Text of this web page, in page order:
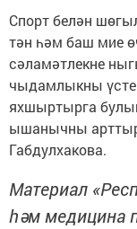
Спорт белән
тән һәм баш мие
сәламәтлекне
чыдамлыкны
яхшыртырга
ышанычны
Габдулхакова.
Материал
һәм медицина